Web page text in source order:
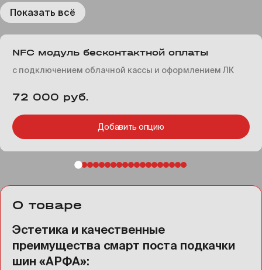
Показать всё
NFC модуль бесконтактной оплаты
с подключением облачной кассы и оформлением ЛК
72 000 руб.
Добавить опцию
О товаре
Эстетика и качественные
преимущества смарт поста подкачки
шин «АРФА»: